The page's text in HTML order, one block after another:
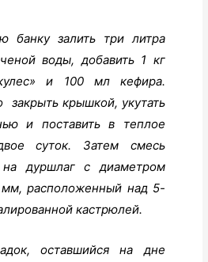
банку залить три литра
воды, добавить 1 кг
и 100 мл кефира.
закрыть крышкой, укутать
и поставить в теплое
суток. Затем смесь
на дуршлаг с диаметром
мм, расположенный над 5-
кастрюлей.
оставшийся на дне